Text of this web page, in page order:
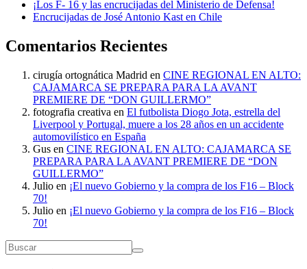
¡Los F- 16 y las encrucijadas del Ministerio de Defensa!
Encrucijadas de José Antonio Kast en Chile
Comentarios Recientes
cirugía ortognática Madrid en CINE REGIONAL EN ALTO:
CAJAMARCA SE PREPARA PARA LA AVANT
PREMIERE DE “DON GUILLERMO”
fotografia creativa en El futbolista Diogo Jota, estrella del
Liverpool y Portugal, muere a los 28 años en un accidente
automovilístico en España
Gus en CINE REGIONAL EN ALTO: CAJAMARCA SE
PREPARA PARA LA AVANT PREMIERE DE “DON
GUILLERMO”
Julio en ¡El nuevo Gobierno y la compra de los F16 – Block
70!
Julio en ¡El nuevo Gobierno y la compra de los F16 – Block
70!